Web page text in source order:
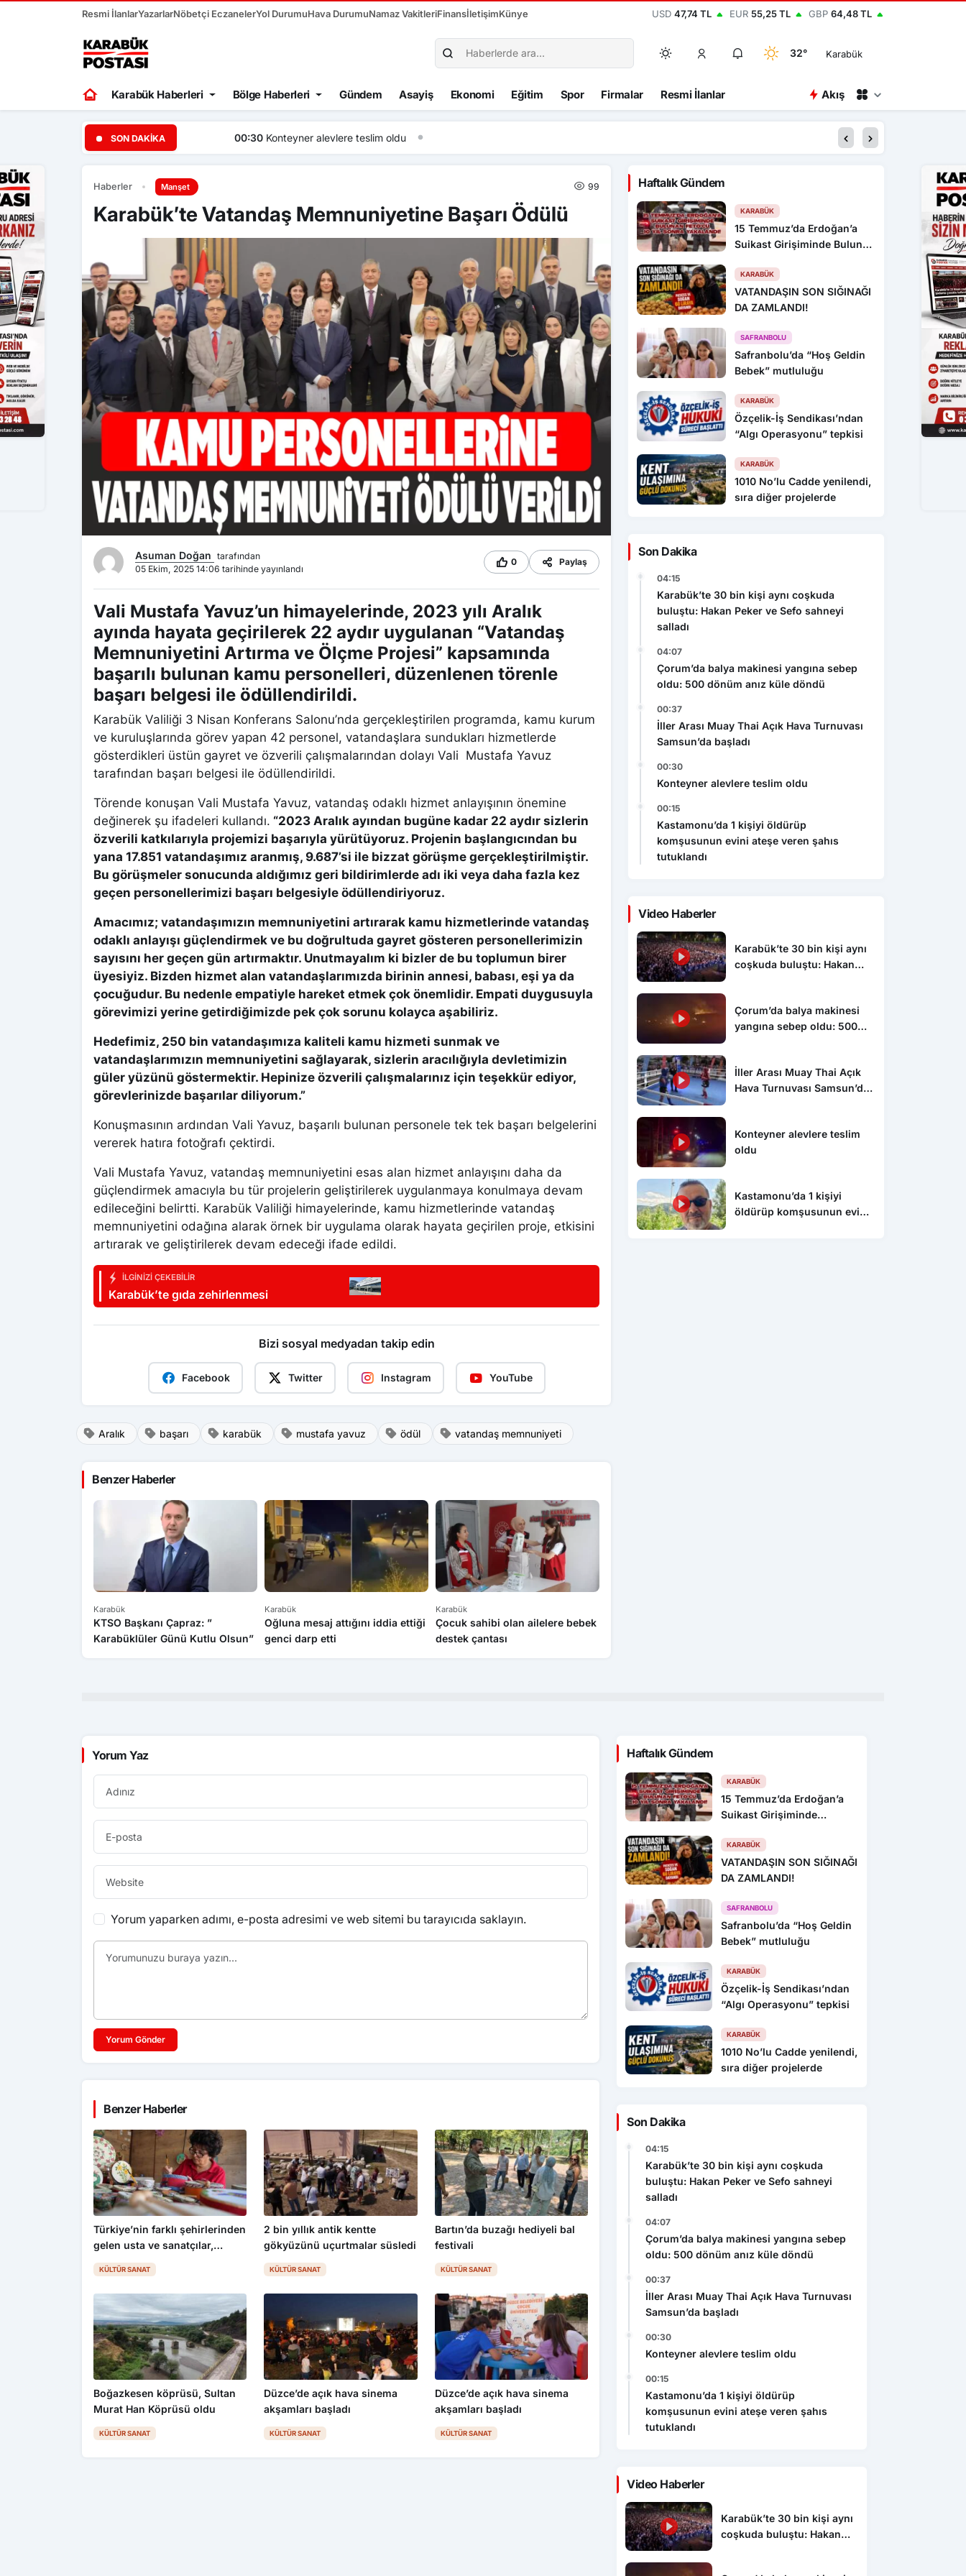
Resmi İlanlarYazarlarNöbetçi EczanelerYol DurumuHava DurumuNamaz VakitleriFinansİletişimKünye USD 47,74 TL EUR 55,25 TL GBP 64,48 TL
32° Karabük
Karabük Haberleri Bölge Haberleri Gündem Asayiş Ekonomi Eğitim Spor Firmalar Resmi İlanlar Akış
SON DAKIKA Konteyner alevlere teslim oldu 00:15 Kastamonu’da 1
Haberler Manşet 99
Karabük’te Vatandaş Memnuniyetine Başarı Ödülü
Asuman Doğan tarafından
05 Ekim, 2025 14:06 tarihinde yayınlandı
0 Paylaş
Vali Mustafa Yavuz’un himayelerinde, 2023 yılı Aralık
ayında hayata geçirilerek 22 aydır uygulanan “Vatandaş
Memnuniyetini Artırma ve Ölçme Projesi” kapsamında
başarılı bulunan kamu personelleri, düzenlenen törenle
başarı belgesi ile ödüllendirildi.
Karabük Valiliği 3 Nisan Konferans Salonu’nda gerçekleştirilen programda, kamu kurum
ve kuruluşlarında görev yapan 42 personel, vatandaşlara sundukları hizmetlerde
gösterdikleri üstün gayret ve özverili çalışmalarından dolayı Vali Mustafa Yavuz
tarafından başarı belgesi ile ödüllendirildi.
Törende konuşan Vali Mustafa Yavuz, vatandaş odaklı hizmet anlayışının önemine
değinerek şu ifadeleri kullandı. “2023 Aralık ayından bugüne kadar 22 aydır sizlerin
özverili katkılarıyla projemizi başarıyla yürütüyoruz. Projenin başlangıcından bu
yana 17.851 vatandaşımız aranmış, 9.687’si ile bizzat görüşme gerçekleştirilmiştir.
Bu görüşmeler sonucunda aldığımız geri bildirimlerde adı iki veya daha fazla kez
geçen personellerimizi başarı belgesiyle ödüllendiriyoruz.
Amacımız; vatandaşımızın memnuniyetini artırarak kamu hizmetlerinde vatandaş
odaklı anlayışı güçlendirmek ve bu doğrultuda gayret gösteren personellerimizin
sayısını her geçen gün artırmaktır. Unutmayalım ki bizler de bu toplumun birer
üyesiyiz. Bizden hizmet alan vatandaşlarımızda birinin annesi, babası, eşi ya da
çocuğudur. Bu nedenle empatiyle hareket etmek çok önemlidir. Empati duygusuyla
görevimizi yerine getirdiğimizde pek çok sorunu kolayca aşabiliriz.
Hedefimiz, 250 bin vatandaşımıza kaliteli kamu hizmeti sunmak ve
vatandaşlarımızın memnuniyetini sağlayarak, sizlerin aracılığıyla devletimizin
güler yüzünü göstermektir. Hepinize özverili çalışmalarınız için teşekkür ediyor,
görevlerinizde başarılar diliyorum.”
Konuşmasının ardından Vali Yavuz, başarılı bulunan personele tek tek başarı belgelerini
vererek hatıra fotoğrafı çektirdi.
Vali Mustafa Yavuz, vatandaş memnuniyetini esas alan hizmet anlayışını daha da
güçlendirmek amacıyla bu tür projelerin geliştirilerek uygulanmaya konulmaya devam
edileceğini belirtti. Karabük Valiliği himayelerinde, kamu hizmetlerinde vatandaş
memnuniyetini odağına alarak örnek bir uygulama olarak hayata geçirilen proje, etkisini
artırarak ve geliştirilerek devam edeceği ifade edildi.
İLGINIZI ÇEKEBILIR
Karabük’te gıda zehirlenmesi
Bizi sosyal medyadan takip edin
Facebook Twitter Instagram YouTube
Aralık başarı karabük mustafa yavuz ödül vatandaş memnuniyeti
Benzer Haberler
Karabük
KTSO Başkanı Çapraz: ”
Karabüklüler Günü Kutlu Olsun”
Karabük
Oğluna mesaj attığını iddia ettiği
genci darp etti
Karabük
Çocuk sahibi olan ailelere bebek
destek çantası
Haftalık Gündem
KARABÜK
15 Temmuz’da Erdoğan’a
Suikast Girişiminde Bulunan
Yakalandı!
KARABÜK
VATANDAŞIN SON SIĞINAĞI
DA ZAMLANDI!
SAFRANBOLU
Safranbolu’da “Hoş Geldin
Bebek” mutluluğu
KARABÜK
Özçelik-İş Sendikası’ndan
“Algı Operasyonu” tepkisi
KARABÜK
1010 No’lu Cadde yenilendi,
sıra diğer projelerde
Son Dakika
04:15
Karabük’te 30 bin kişi aynı coşkuda
buluştu: Hakan Peker ve Sefo sahneyi
salladı
04:07
Çorum’da balya makinesi yangına sebep
oldu: 500 dönüm anız küle döndü
00:37
İller Arası Muay Thai Açık Hava Turnuvası
Samsun’da başladı
00:30
Konteyner alevlere teslim oldu
00:15
Kastamonu’da 1 kişiyi öldürüp
komşusunun evini ateşe veren şahıs
tutuklandı
Video Haberler
Karabük’te 30 bin kişi aynı
coşkuda buluştu: Hakan
Çorum’da balya makinesi
yangına sebep oldu: 500
İller Arası Muay Thai Açık
Hava Turnuvası Samsun’da
Konteyner alevlere teslim
oldu
Kastamonu’da 1 kişiyi
öldürüp komşusunun evini
Yorum Yaz
Yorum yaparken adımı, e-posta adresimi ve web sitemi bu tarayıcıda saklayın.
Yorum Gönder
Benzer Haberler
Türkiye’nin farklı şehirlerinden
gelen usta ve sanatçılar,
Kastamonu’da el emeği
ürünlerini tanıttı
KÜLTÜR SANAT
2 bin yıllık antik kentte
gökyüzünü uçurtmalar süsledi
KÜLTÜR SANAT
Bartın’da buzağı hediyeli bal
festivali
KÜLTÜR SANAT
Boğazkesen köprüsü, Sultan
Murat Han Köprüsü oldu
KÜLTÜR SANAT
Düzce’de açık hava sinema
akşamları başladı
KÜLTÜR SANAT
Düzce’de açık hava sinema
akşamları başladı
KÜLTÜR SANAT
Haftalık Gündem
KARABÜK
15 Temmuz’da Erdoğan’a
Suikast Girişiminde
Sonra Yakalandı!
KARABÜK
VATANDAŞIN SON SIĞINAĞI
DA ZAMLANDI!
SAFRANBOLU
Safranbolu’da “Hoş Geldin
Bebek” mutluluğu
KARABÜK
Özçelik-İş Sendikası’ndan
“Algı Operasyonu” tepkisi
KARABÜK
1010 No’lu Cadde yenilendi,
sıra diğer projelerde
Son Dakika
04:15
Karabük’te 30 bin kişi aynı coşkuda
buluştu: Hakan Peker ve Sefo sahneyi
salladı
04:07
Çorum’da balya makinesi yangına sebep
oldu: 500 dönüm anız küle döndü
00:37
İller Arası Muay Thai Açık Hava Turnuvası
Samsun’da başladı
00:30
Konteyner alevlere teslim oldu
00:15
Kastamonu’da 1 kişiyi öldürüp
komşusunun evini ateşe veren şahıs
tutuklandı
Video Haberler
Karabük’te 30 bin kişi aynı
coşkuda buluştu: Hakan